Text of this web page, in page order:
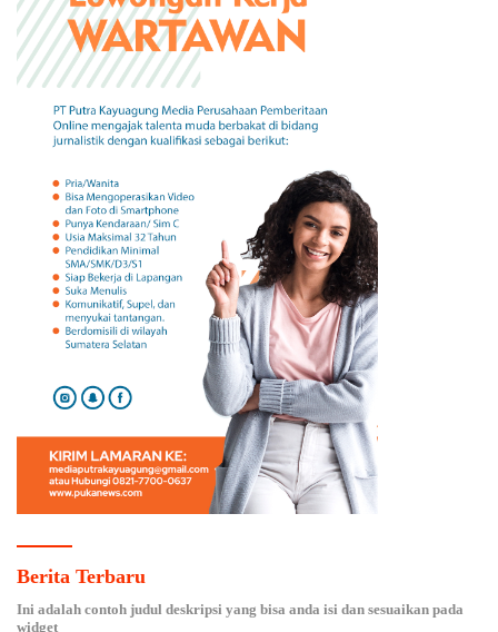
Berita Terbaru
Ini adalah contoh judul deskripsi yang bisa anda isi dan sesuaikan pada
widget